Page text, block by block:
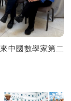
中國數學家第二